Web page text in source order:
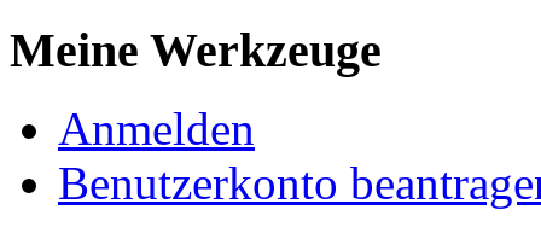
Meine Werkzeuge
Anmelden
Benutzerkonto